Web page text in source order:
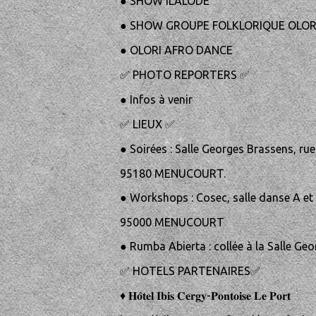
● SHOW GROUPE FOLKLORIQUE
● OLORI AFRO DANCE
✅ PHOTO REPORTERS ✅
● Infos à venir
✅ LIEUX ✅
● Soirées : Salle Georges Brassens,
95180 MENUCOURT.
● Workshops : Cosec, salle danse A
95000 MENUCOURT
● Rumba Abierta : collée à la Salle
✅ HOTELS PARTENAIRES✅
♦️ 𝐇𝐨̂𝐭𝐞𝐥 𝐈𝐛𝐢𝐬 𝐂𝐞𝐫𝐠𝐲-𝐏𝐨𝐧𝐭𝐨𝐢𝐬𝐞 𝐋𝐞 𝐏𝐨𝐫𝐭